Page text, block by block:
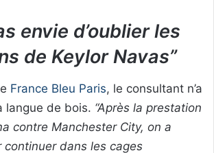
envie d’oublier les
de Keylor Navas”
France Bleu Paris, le consultant n’a
langue de bois. “Après la prestation
contre Manchester City, on a
continuer dans les cages